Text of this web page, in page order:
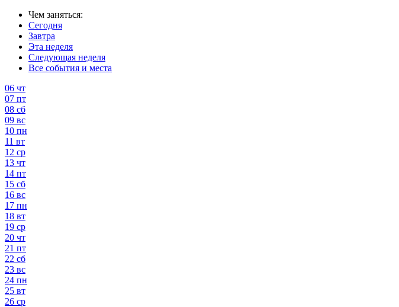
Чем заняться:
Сегодня
Завтра
Эта неделя
Следующая неделя
Все события и места
06 чт
07 пт
08 сб
09 вс
10 пн
11 вт
12 ср
13 чт
14 пт
15 сб
16 вс
17 пн
18 вт
19 ср
20 чт
21 пт
22 сб
23 вс
24 пн
25 вт
26 ср